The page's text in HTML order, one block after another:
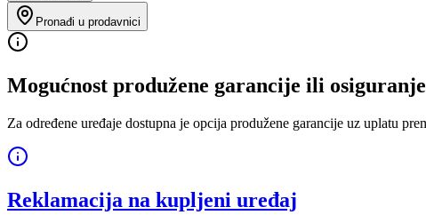
Pronađi u prodavnici
Mogućnost produžene garancije ili
Za određene uređaje dostupna je opcija produžene garancije uz uplatu
Reklamacija na kupljeni uređaj